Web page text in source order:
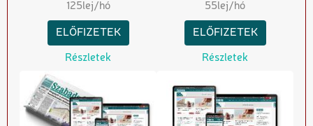
125lej/hó
ELŐFIZETEK
Részletek
55lej/hó
ELŐFIZETEK
Részletek